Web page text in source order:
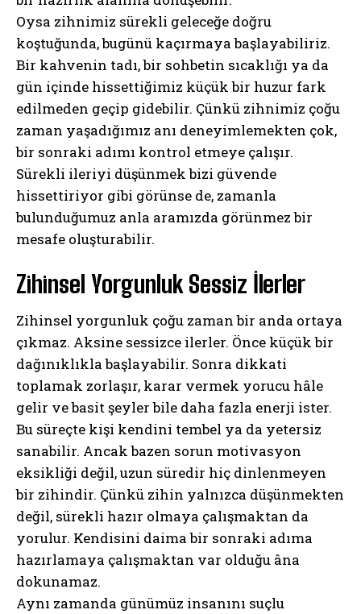
Oysa zihnimiz sürekli geleceğe doğru
koştuğunda, bugünü kaçırmaya başlayabiliriz.
Bir kahvenin tadı, bir sohbetin sıcaklığı ya da
gün içinde hissettiğimiz küçük bir huzur fark
edilmeden geçip gidebilir. Çünkü zihnimiz çoğu
zaman yaşadığımız anı deneyimlemekten çok,
bir sonraki adımı kontrol etmeye çalışır.
Sürekli ileriyi düşünmek bizi güvende
hissettiriyor gibi görünse de, zamanla
bulunduğumuz anla aramızda görünmez bir
mesafe oluşturabilir.
Zihinsel Yorgunluk Sessiz İlerler
Zihinsel yorgunluk çoğu zaman bir anda ortaya
çıkmaz. Aksine sessizce ilerler. Önce küçük bir
dağınıklıkla başlayabilir. Sonra dikkati
toplamak zorlaşır, karar vermek yorucu hâle
gelir ve basit şeyler bile daha fazla enerji ister.
Bu süreçte kişi kendini tembel ya da yetersiz
sanabilir. Ancak bazen sorun motivasyon
eksikliği değil, uzun süredir hiç dinlenmeyen
bir zihindir. Çünkü zihin yalnızca düşünmekten
değil, sürekli hazır olmaya çalışmaktan da
yorulur. Kendisini daima bir sonraki adıma
hazırlamaya çalışmaktan var olduğu âna
dokunamaz.
Aynı zamanda günümüz insanını suçlu